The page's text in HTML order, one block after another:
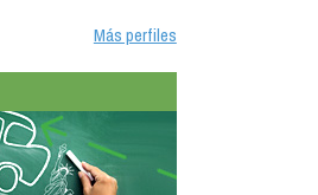
Más perfiles